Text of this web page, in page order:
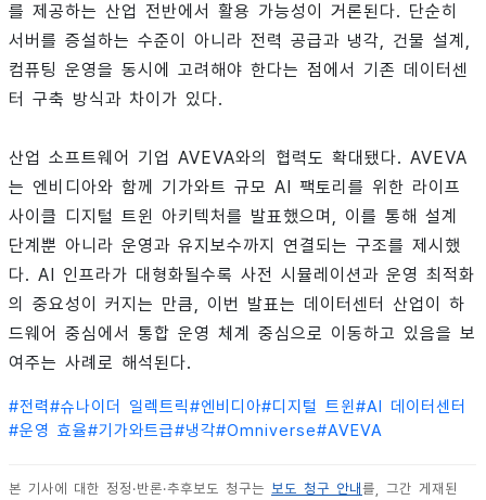
를 제공하는 산업 전반에서 활용 가능성이 거론된다. 단순히
서버를 증설하는 수준이 아니라 전력 공급과 냉각, 건물 설계,
컴퓨팅 운영을 동시에 고려해야 한다는 점에서 기존 데이터센
터 구축 방식과 차이가 있다.
산업 소프트웨어 기업 AVEVA와의 협력도 확대됐다. AVEVA
는 엔비디아와 함께 기가와트 규모 AI 팩토리를 위한 라이프
사이클 디지털 트윈 아키텍처를 발표했으며, 이를 통해 설계
단계뿐 아니라 운영과 유지보수까지 연결되는 구조를 제시했
다. AI 인프라가 대형화될수록 사전 시뮬레이션과 운영 최적화
의 중요성이 커지는 만큼, 이번 발표는 데이터센터 산업이 하
드웨어 중심에서 통합 운영 체계 중심으로 이동하고 있음을 보
여주는 사례로 해석된다.
#전력#슈나이더 일렉트릭#엔비디아#디지털 트윈#AI 데이터센터
#운영 효율#기가와트급#냉각#Omniverse#AVEVA
본 기사에 대한 정정·반론·추후보도 청구는 보도 청구 안내 를, 그간 게재된